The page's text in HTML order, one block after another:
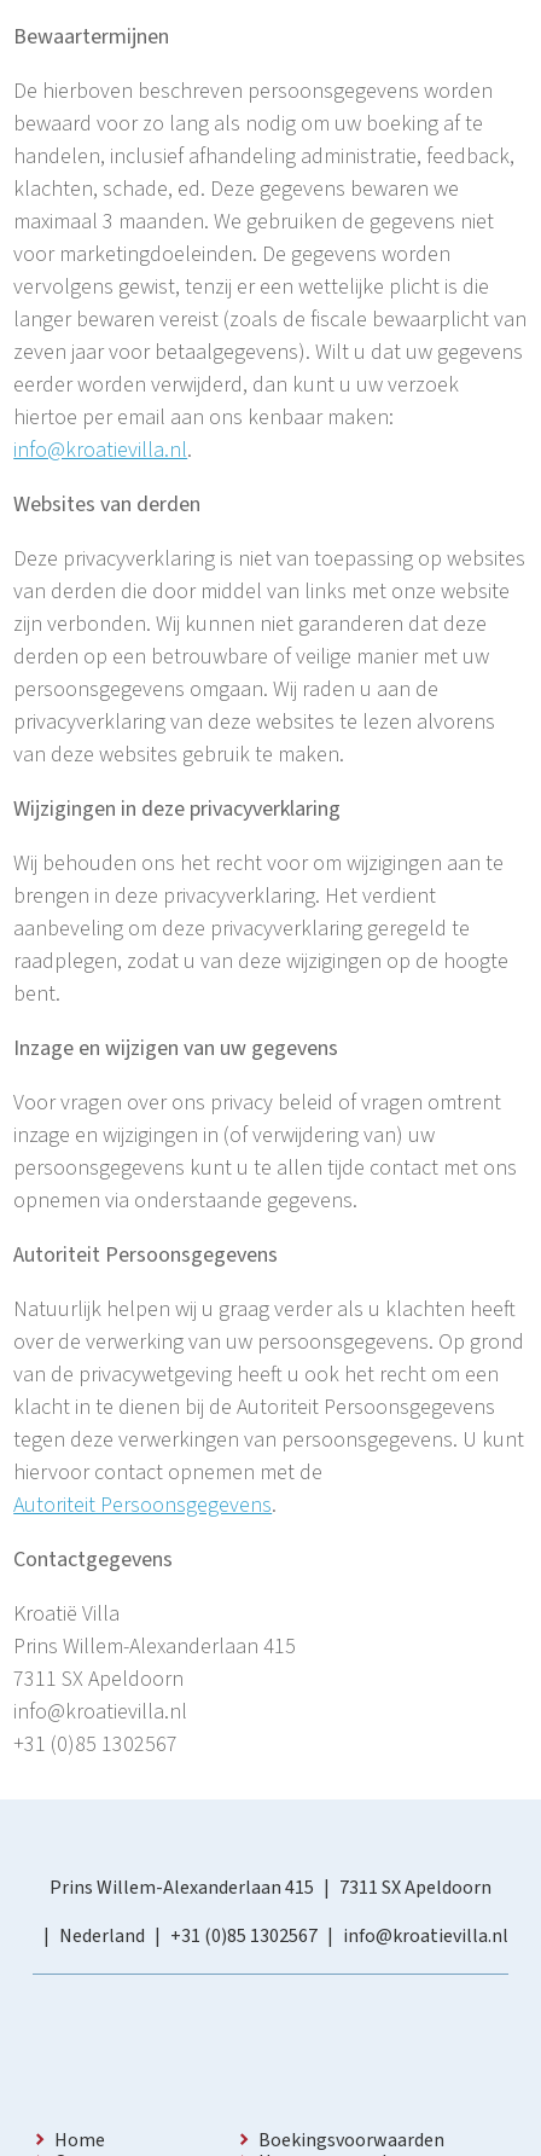
Bewaartermijnen
De hierboven beschreven persoonsgegevens worden
bewaard voor zo lang als nodig om uw boeking af te
handelen, inclusief afhandeling administratie, feedback,
klachten, schade, ed. Deze gegevens bewaren we
maximaal 3 maanden. We gebruiken de gegevens niet
voor marketingdoeleinden. De gegevens worden
vervolgens gewist, tenzij er een wettelijke plicht is die
langer bewaren vereist (zoals de fiscale bewaarplicht van
zeven jaar voor betaalgegevens). Wilt u dat uw gegevens
eerder worden verwijderd, dan kunt u uw verzoek
hiertoe per email aan ons kenbaar maken:
info@kroatievilla.nl.
Websites van derden
Deze privacyverklaring is niet van toepassing op websites
van derden die door middel van links met onze website
zijn verbonden. Wij kunnen niet garanderen dat deze
derden op een betrouwbare of veilige manier met uw
persoonsgegevens omgaan. Wij raden u aan de
privacyverklaring van deze websites te lezen alvorens
van deze websites gebruik te maken.
Wijzigingen in deze privacyverklaring
Wij behouden ons het recht voor om wijzigingen aan te
brengen in deze privacyverklaring. Het verdient
aanbeveling om deze privacyverklaring geregeld te
raadplegen, zodat u van deze wijzigingen op de hoogte
bent.
Inzage en wijzigen van uw gegevens
Voor vragen over ons privacy beleid of vragen omtrent
inzage en wijzigingen in (of verwijdering van) uw
persoonsgegevens kunt u te allen tijde contact met ons
opnemen via onderstaande gegevens.
Autoriteit Persoonsgegevens
Natuurlijk helpen wij u graag verder als u klachten heeft
over de verwerking van uw persoonsgegevens. Op grond
van de privacywetgeving heeft u ook het recht om een
klacht in te dienen bij de Autoriteit Persoonsgegevens
tegen deze verwerkingen van persoonsgegevens. U kunt
hiervoor contact opnemen met de
Autoriteit Persoonsgegevens.
Contactgegevens
Kroatië Villa
Prins Willem-Alexanderlaan 415
7311 SX Apeldoorn
info@kroatievilla.nl
+31 (0)85 1302567
Prins Willem-Alexanderlaan 415
7311 SX Apeldoorn
Nederland
+31 (0)85 1302567 info@kroatievilla.nl
Home
Boekingsvoorwaarden